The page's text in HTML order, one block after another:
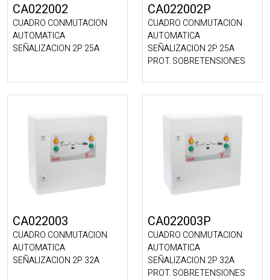
CA022002
CUADRO CONMUTACION
AUTOMATICA
SEÑALIZACION 2P 25A
CA022002P
CUADRO CONMUTACION
AUTOMATICA
SEÑALIZACION 2P 25A
PROT. SOBRETENSIONES
CA022003
CUADRO CONMUTACION
AUTOMATICA
SEÑALIZACION 2P 32A
CA022003P
CUADRO CONMUTACION
AUTOMATICA
SEÑALIZACION 2P 32A
PROT. SOBRETENSIONES